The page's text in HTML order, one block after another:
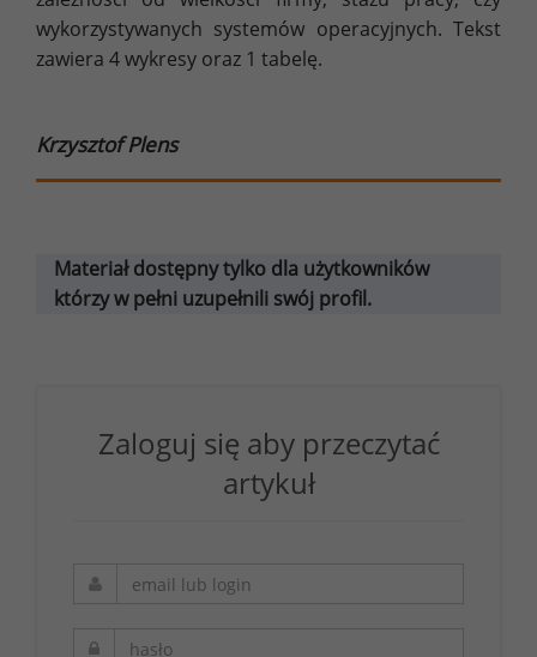
wykorzystywanych systemów operacyjnych. Tekst
zawiera 4 wykresy oraz 1 tabelę.
Krzysztof Plens
Materiał dostępny tylko dla użytkowników
którzy w pełni uzupełnili swój profil.
Zaloguj się aby przeczytać
artykuł